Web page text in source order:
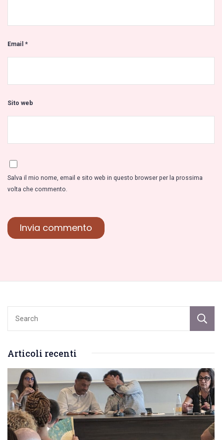
Email*
Sito web
Salva il mio nome, email e sito web in questo browser per la prossima
volta che commento.
Articoli recenti